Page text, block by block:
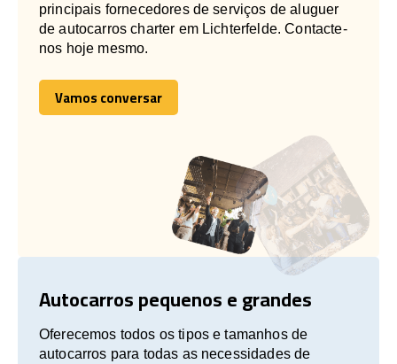
principais fornecedores de serviços de aluguer
de autocarros charter em Lichterfelde. Contacte-
nos hoje mesmo.
Vamos conversar
Vamos conversar
Autocarros pequenos e grandes
Oferecemos todos os tipos e tamanhos de
autocarros para todas as necessidades de